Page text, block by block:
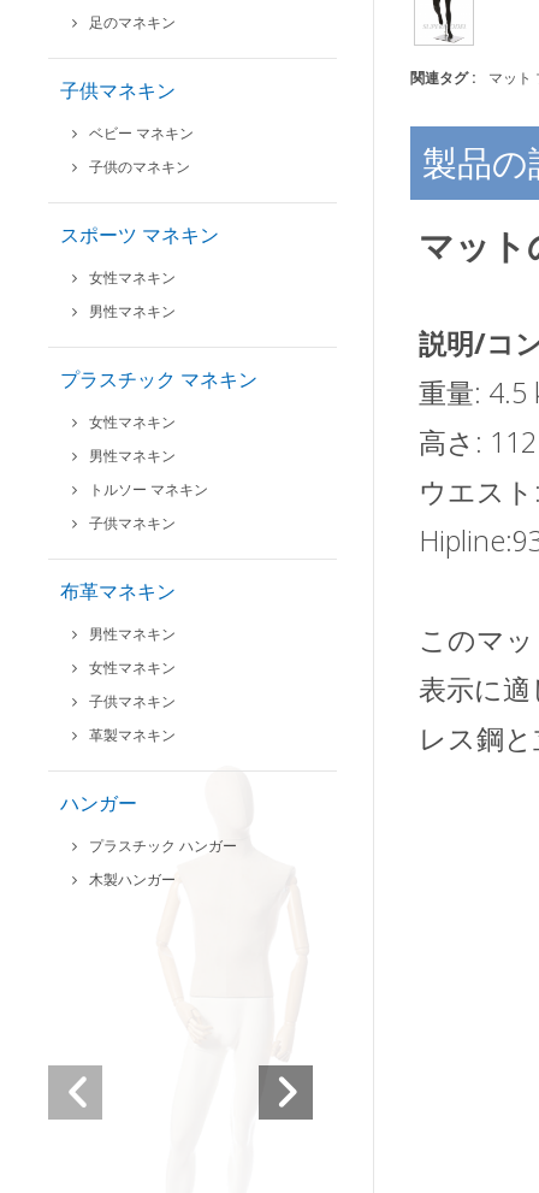
足のマネキン
子供マネキン
ベビー マネキン
子供のマネキン
スポーツ マネキン
女性マネキン
男性マネキン
プラスチック マネキン
女性マネキン
男性マネキン
トルソー マネキン
子供マネキン
布革マネキン
男性マネキン
女性マネキン
子供マネキン
革製マネキン
ハンガー
プラスチック ハンガー
木製ハンガー
関連タグ : マット
製品の
マット
説明/コ
重量: 4.5
高さ:
ウエス
このマ
表示に
レス鋼